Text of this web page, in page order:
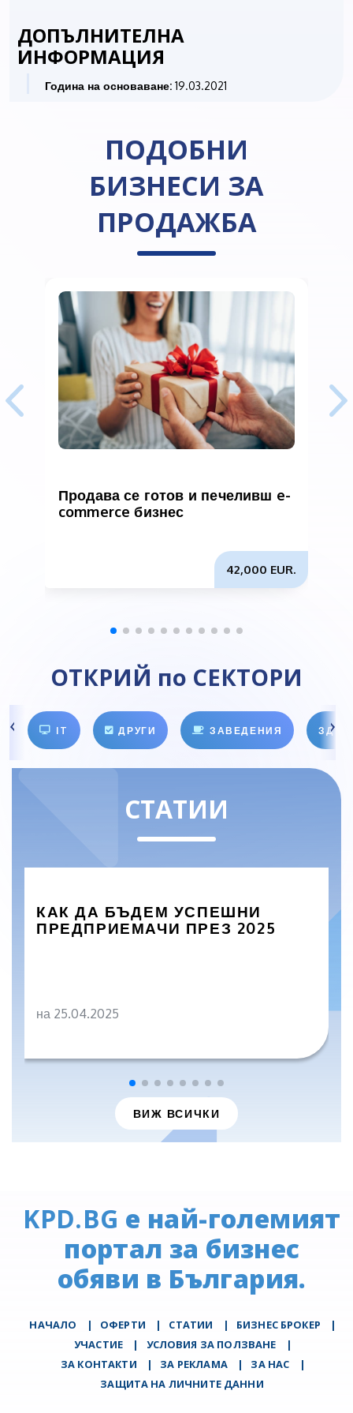
ДОПЪЛНИТЕЛНА
ИНФОРМАЦИЯ
Година на основаване: 19.03.2021
ПОДОБНИ
БИЗНЕСИ ЗА
ПРОДАЖБА
Продава се готов и печеливш e-
commerce бизнес
42,000 EUR.
ОТКРИЙ по СЕКТОРИ
IT ДРУГИ ЗАВЕДЕНИЯ
СТАТИИ
КАК ДА БЪДЕМ УСПЕШНИ
ПРЕДПРИЕМАЧИ ПРЕЗ 2025
на 25.04.2025
ВИЖ ВСИЧКИ
KPD.BG е най-големият
портал за бизнес
обяви в България.
НАЧАЛО | ОФЕРТИ | СТАТИИ | БИЗНЕС БРОКЕР
|
УЧАСТИЕ
| УСЛОВИЯ ЗА ПОЛЗВАНЕ
|
ЗА КОНТАКТИ
| ЗА РЕКЛАМА | ЗА НАС
|
ЗАЩИТА НА ЛИЧНИТЕ ДАННИ